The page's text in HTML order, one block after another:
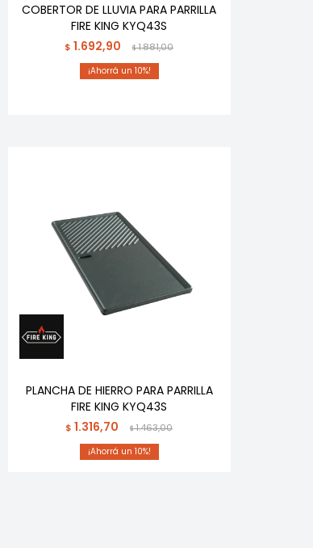
COBERTOR DE LLUVIA PARA PARRILLA
FIRE KING KYQ43S
$ 1.692,90 $1.881,00
10
PLANCHA DE HIERRO PARA PARRILLA
FIRE KING KYQ43S
$ 1.316,70 $1.463,00
10